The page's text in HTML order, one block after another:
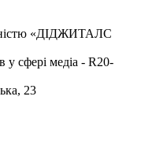
«ДІДЖИТАЛС
у сфері медіа - R20-
23